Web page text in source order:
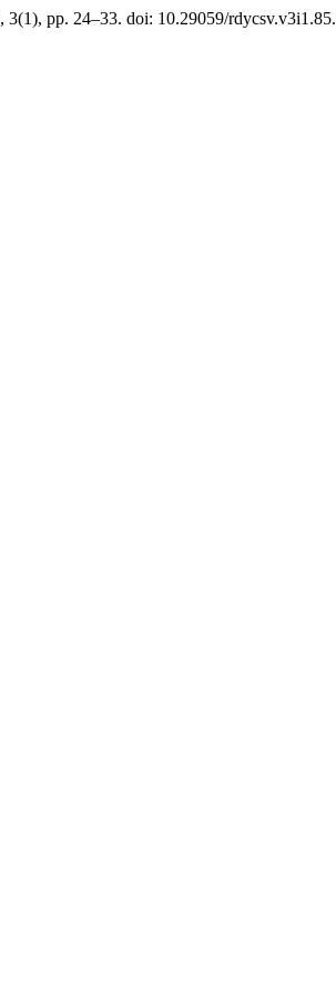
, 3(1), pp. 24–33. doi: 10.29059/rdycsv.v3i1.85.